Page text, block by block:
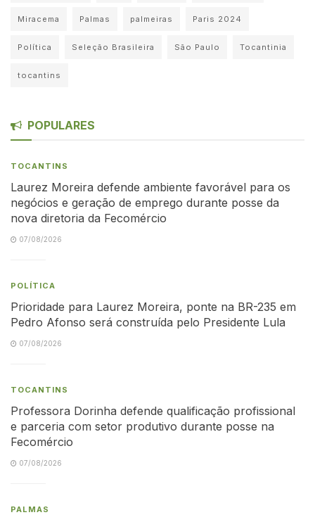
Miracema Palmas palmeiras Paris 2024
Política Seleção Brasileira São Paulo Tocantinia
tocantins
POPULARES
TOCANTINS
Laurez Moreira defende ambiente favorável para os
negócios e geração de emprego durante posse da
nova diretoria da Fecomércio
07/08/2026
POLÍTICA
Prioridade para Laurez Moreira, ponte na BR-235 em
Pedro Afonso será construída pelo Presidente Lula
07/08/2026
TOCANTINS
Professora Dorinha defende qualificação profissional
e parceria com setor produtivo durante posse na
Fecomércio
07/08/2026
PALMAS